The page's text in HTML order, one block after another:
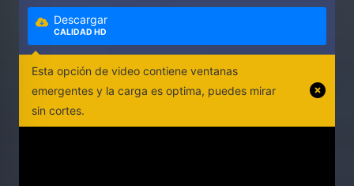
Descargar
CALIDAD HD
Esta opción de video contiene ventanas
emergentes y la carga es optima, puedes mirar
sin cortes.